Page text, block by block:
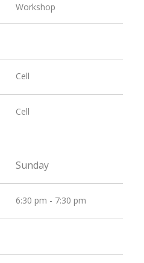
Workshop
Cell
Cell
Sunday
6:30 pm - 7:30 pm